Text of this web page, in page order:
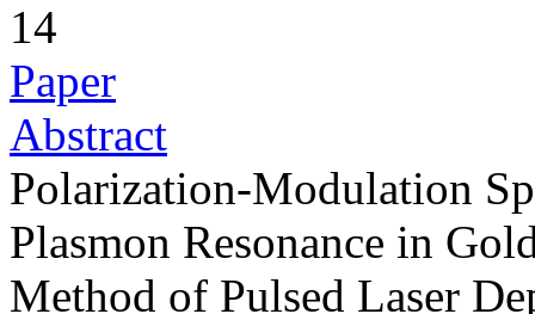
14
Paper
Abstract
Polarization-Modulation
Plasmon Resonance in
Method of Pulsed Laser